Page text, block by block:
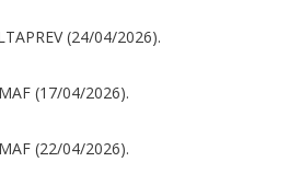
(24/04/2026).
(17/04/2026).
(22/04/2026).